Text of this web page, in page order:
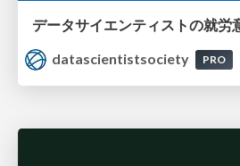
datascientistsociety
PRO